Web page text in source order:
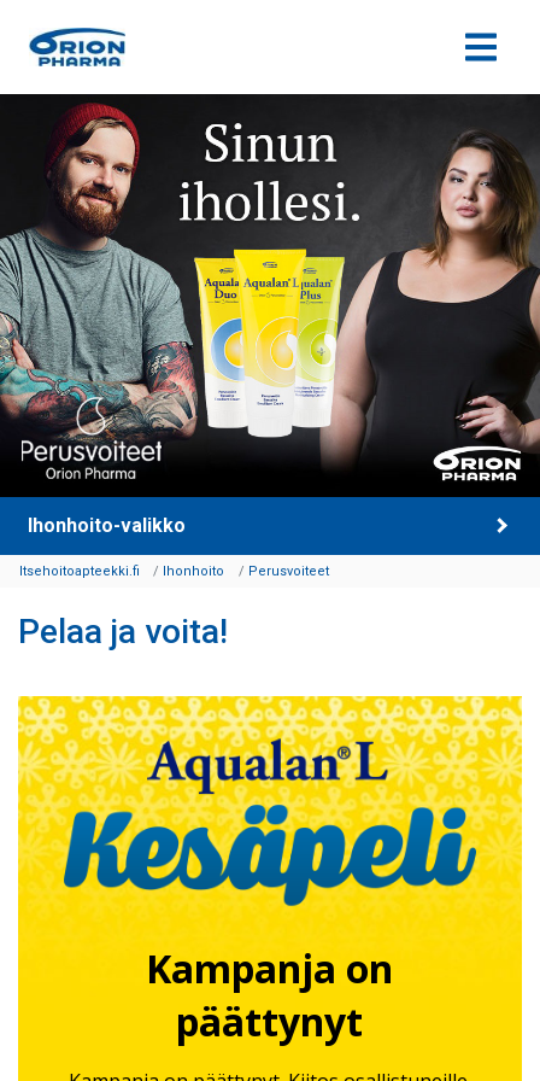
Siirry sisältöön
Ihonhoito-valikko
Itsehoitoapteekki.fi Ihonhoito Perusvoiteet
Pelaa ja voita!